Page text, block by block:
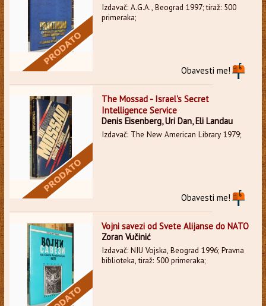
Izdavač: A.G.A., Beograd 1997; tiraž: 500
primeraka;
Obavesti me!
The Mossad - Israel's Secret
Intelligence Service
Denis Eisenberg, Uri Dan, Eli Landau
Izdavač: The New American Library 1979;
Obavesti me!
Vojni savezi od Svete Alijanse do NATO
Zoran Vučinić
Izdavač: NIU Vojska, Beograd 1996; Pravna
biblioteka, tiraž: 500 primeraka;